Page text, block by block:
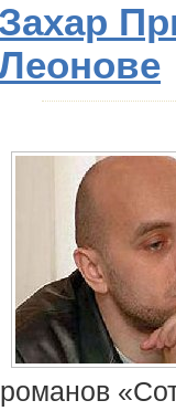
Захар
романов